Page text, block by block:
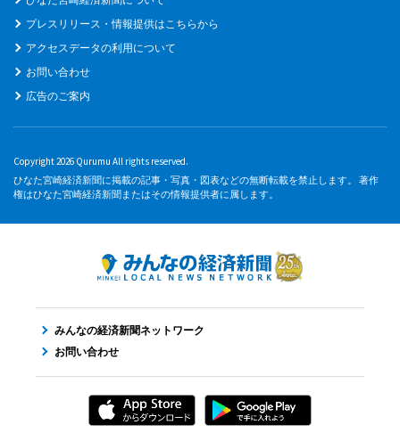
プレスリリース・情報提供はこちらから
アクセスデータの利用について
お問い合わせ
広告のご案内
Copyright 2026 Qurumu All rights reserved.
ひなた宮崎経済新聞に掲載の記事・写真・図表などの無断転載を禁止します。 著作
権はひなた宮崎経済新聞またはその情報提供者に属します。
みんなの経済新聞ネットワーク
お問い合わせ